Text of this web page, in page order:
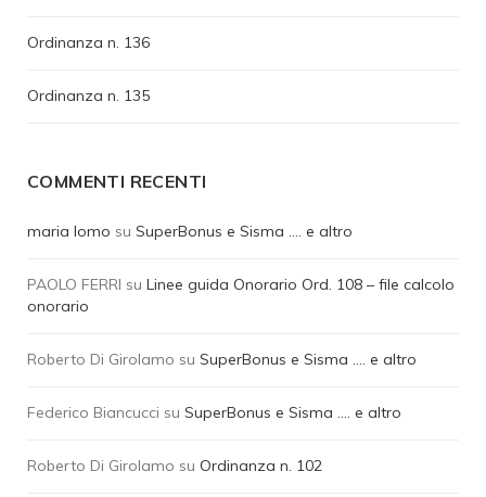
Ordinanza n. 136
Ordinanza n. 135
COMMENTI RECENTI
maria lomo su SuperBonus e Sisma …. e altro
PAOLO FERRI su Linee guida Onorario Ord. 108 – file calcolo
onorario
Roberto Di Girolamo su SuperBonus e Sisma …. e altro
Federico Biancucci su SuperBonus e Sisma …. e altro
Roberto Di Girolamo su Ordinanza n. 102